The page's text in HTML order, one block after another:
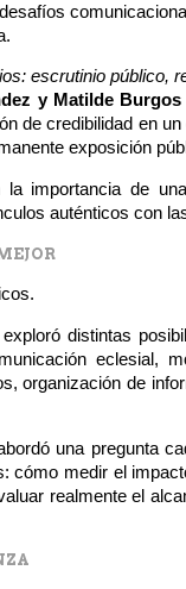
escrutinio público,
y Matilde Burgos
de credibilidad en
exposición
importancia de
auténticos con
distintas
eclesial,
organización de
una pregunta
cómo medir el
realmente el